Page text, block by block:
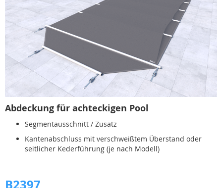
Abdeckung für achteckigen Pool
Segmentausschnitt / Zusatz
Kantenabschluss mit verschweißtem Überstand oder
seitlicher Kederführung (je nach Modell)
B2397